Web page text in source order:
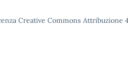
Creative Commons Attribuzione